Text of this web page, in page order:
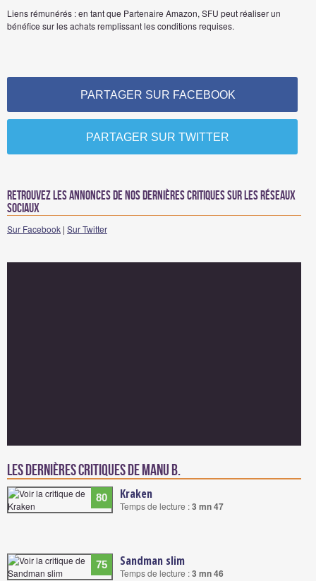
Liens rémunérés : en tant que Partenaire Amazon, SFU peut réaliser un
bénéfice sur les achats remplissant les conditions requises.
PARTAGER SUR FACEBOOK
PARTAGER SUR TWITTER
Retrouvez les annonces de nos dernières critiques sur les réseaux
sociaux
Sur Facebook | Sur Twitter
Les dernières critiques de Manu B.
80 Kraken
Temps de lecture :3 mn 47
75 Sandman slim
Temps de lecture :3 mn 46